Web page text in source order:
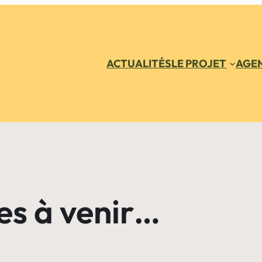
ACTUALITÉSLE PROJET
à venir…